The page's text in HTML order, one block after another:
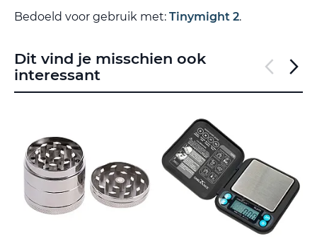
Bedoeld voor gebruik met: Tinymight 2.
Dit vind je misschien ook
interessant